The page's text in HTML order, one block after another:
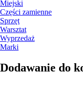
Miejski
Części zamienne
Sprzęt
Warsztat
Wyprzedaż
Marki
Dodawanie do